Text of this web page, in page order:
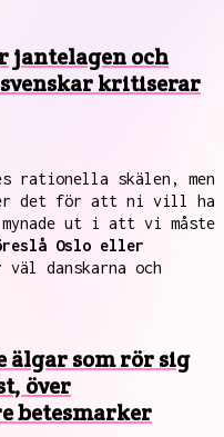
jantelagen och
kritiserar
rationella skälen, men
det för att ni vill ha
ut i att vi måste
Oslo eller
danskarna och
älgar som rör sig
över
betesmarker